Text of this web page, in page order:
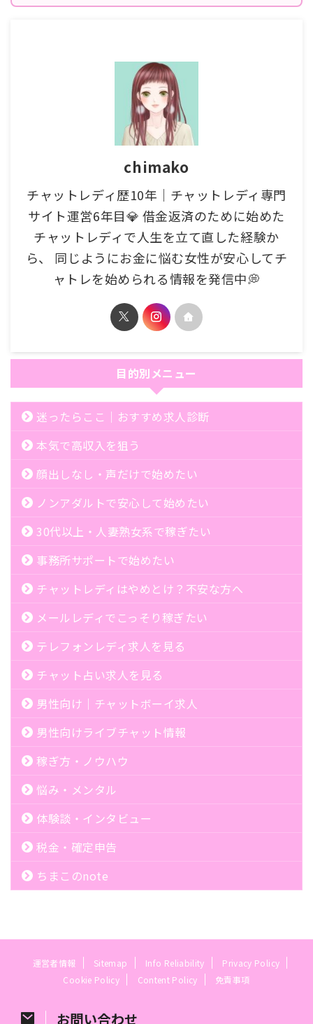
chimako
チャットレディ歴10年｜チャットレディ専門
サイト運営6年目💎 借金返済のために始めた
チャットレディで人生を立て直した経験か
ら、 同じようにお金に悩む女性が安心してチ
ャトレを始められる情報を発信中💭
目的別メニュー
迷ったらここ｜おすすめ求人診断
本気で高収入を狙う
顔出しなし・声だけで始めたい
ノンアダルトで安心して始めたい
30代以上・人妻熟女系で稼ぎたい
事務所サポートで始めたい
チャットレディはやめとけ？不安な方へ
メールレディでこっそり稼ぎたい
テレフォンレディ求人を見る
チャット占い求人を見る
男性向け｜チャットボーイ求人
男性向けライブチャット情報
稼ぎ方・ノウハウ
悩み・メンタル
体験談・インタビュー
税金・確定申告
ちまこのnote
運営者情報 Sitemap Info Reliability
Privacy Policy
Cookie Policy
Content Policy 免責事項
お問い合わせ